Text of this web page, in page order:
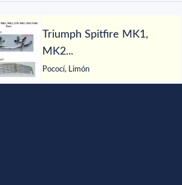
Triumph Spitfire MK1,
MK2...
Pococí, Limón